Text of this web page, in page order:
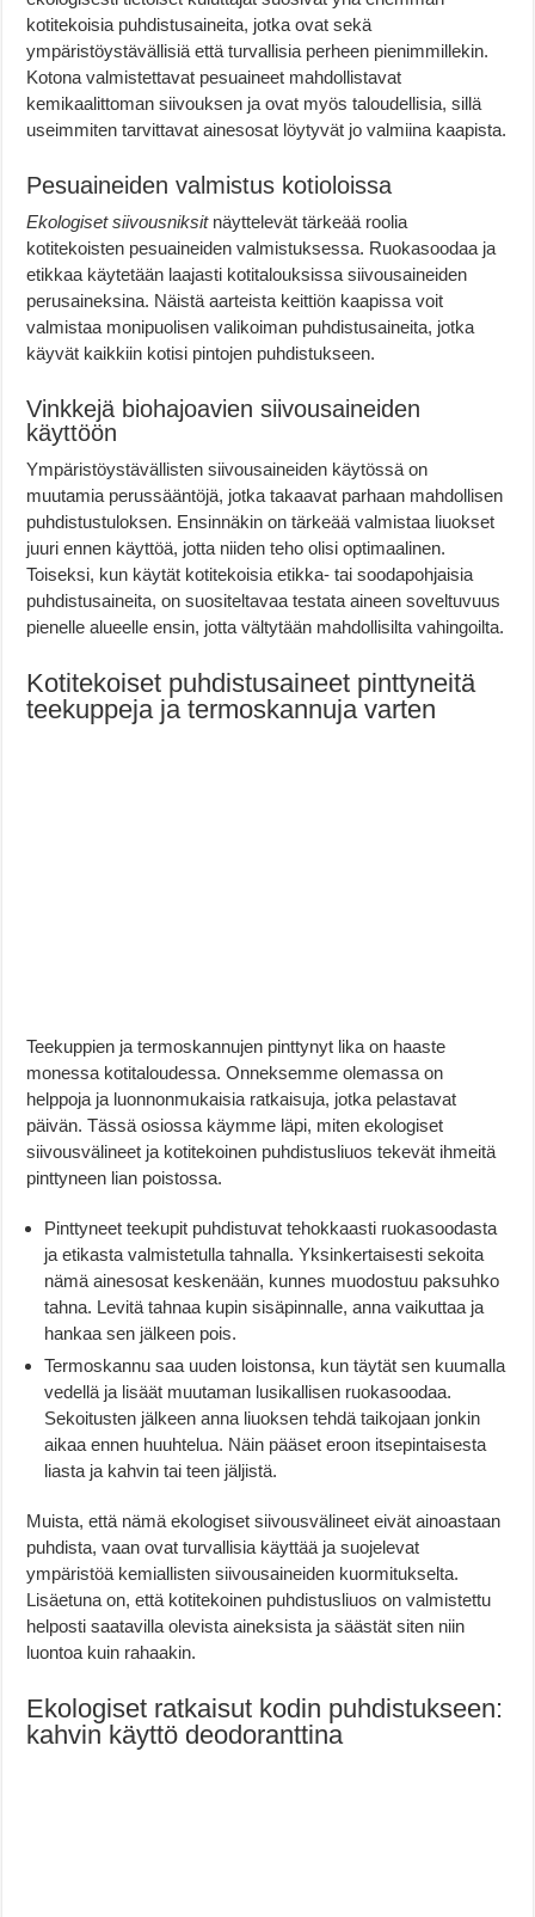
kotitekoisia puhdistusaineita, jotka ovat sekä
ympäristöystävällisiä että turvallisia perheen pienimmillekin.
Kotona valmistettavat pesuaineet mahdollistavat
kemikaalittoman siivouksen ja ovat myös taloudellisia, sillä
useimmiten tarvittavat ainesosat löytyvät jo valmiina kaapista.
Pesuaineiden valmistus kotioloissa
Ekologiset siivousniksitnäyttelevät tärkeää roolia
kotitekoisten pesuaineiden valmistuksessa. Ruokasoodaa ja
etikkaa käytetään laajasti kotitalouksissa siivousaineiden
perusaineksina. Näistä aarteista keittiön kaapissa voit
valmistaa monipuolisen valikoiman puhdistusaineita, jotka
käyvät kaikkiin kotisi pintojen puhdistukseen.
Vinkkejä biohajoavien siivousaineiden
käyttöön
Ympäristöystävällisten siivousaineiden käytössä on
muutamia perussääntöjä, jotka takaavat parhaan mahdollisen
puhdistustuloksen. Ensinnäkin on tärkeää valmistaa liuokset
juuri ennen käyttöä, jotta niiden teho olisi optimaalinen.
Toiseksi, kun käytät kotitekoisia etikka- tai soodapohjaisia
puhdistusaineita, on suositeltavaa testata aineen soveltuvuus
pienelle alueelle ensin, jotta vältytään mahdollisilta vahingoilta.
Kotitekoiset puhdistusaineet pinttyneitä
teekuppeja ja termoskannuja varten
Teekuppien ja termoskannujen pinttynyt lika on haaste
monessa kotitaloudessa. Onneksemme olemassa on
helppoja ja luonnonmukaisia ratkaisuja, jotka pelastavat
päivän. Tässä osiossa käymme läpi, miten ekologiset
siivousvälineet ja kotitekoinen puhdistusliuos tekevät ihmeitä
pinttyneen lian poistossa.
Pinttyneet teekupit puhdistuvat tehokkaasti ruokasoodasta
ja etikasta valmistetulla tahnalla. Yksinkertaisesti sekoita
nämä ainesosat keskenään, kunnes muodostuu paksuhko
tahna. Levitä tahnaa kupin sisäpinnalle, anna vaikuttaa ja
hankaa sen jälkeen pois.
Termoskannu saa uuden loistonsa, kun täytät sen kuumalla
vedellä ja lisäät muutaman lusikallisen ruokasoodaa.
Sekoitusten jälkeen anna liuoksen tehdä taikojaan jonkin
aikaa ennen huuhtelua. Näin pääset eroon itsepintaisesta
liasta ja kahvin tai teen jäljistä.
Muista, että nämä ekologiset siivousvälineet eivät ainoastaan
puhdista, vaan ovat turvallisia käyttää ja suojelevat
ympäristöä kemiallisten siivousaineiden kuormitukselta.
Lisäetuna on, että kotitekoinen puhdistusliuos on valmistettu
helposti saatavilla olevista aineksista ja säästät siten niin
luontoa kuin rahaakin.
Ekologiset ratkaisut kodin puhdistukseen:
kahvin käyttö deodoranttina